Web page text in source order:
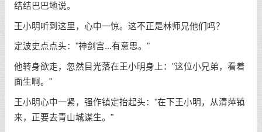
结结巴巴地说。
王小明听到这里，心中一惊。这不正是林师兄他们吗？
定波史点点头："神剑宫...有意思。"
他转身欲走，忽然目光落在王小明身上："这位小兄弟，看着
面生啊。"
王小明心中一紧，强作镇定抬起头："在下王小明，从清萍镇
来，正要去青山城谋生。"